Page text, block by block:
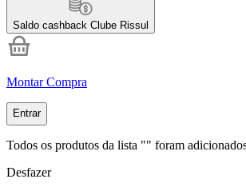
Saldo cashback Clube Rissul
Montar Compra
Entrar
Todos os produtos da lista "" foram
Desfazer